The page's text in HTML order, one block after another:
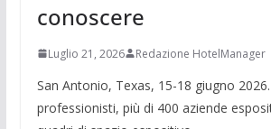
conoscere
Luglio 21, 2026 Redazione HotelManager
San Antonio, Texas, 15-18 giugno
professionisti, più di 400 aziende